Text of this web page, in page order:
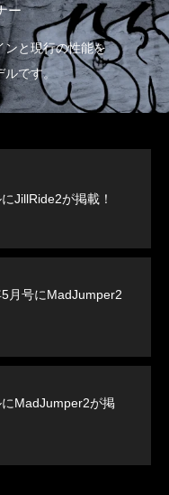
ー
ンと現行の性能を
ルです。
JillRide2が掲載！
月号にMadJumper2
MadJumper2が掲